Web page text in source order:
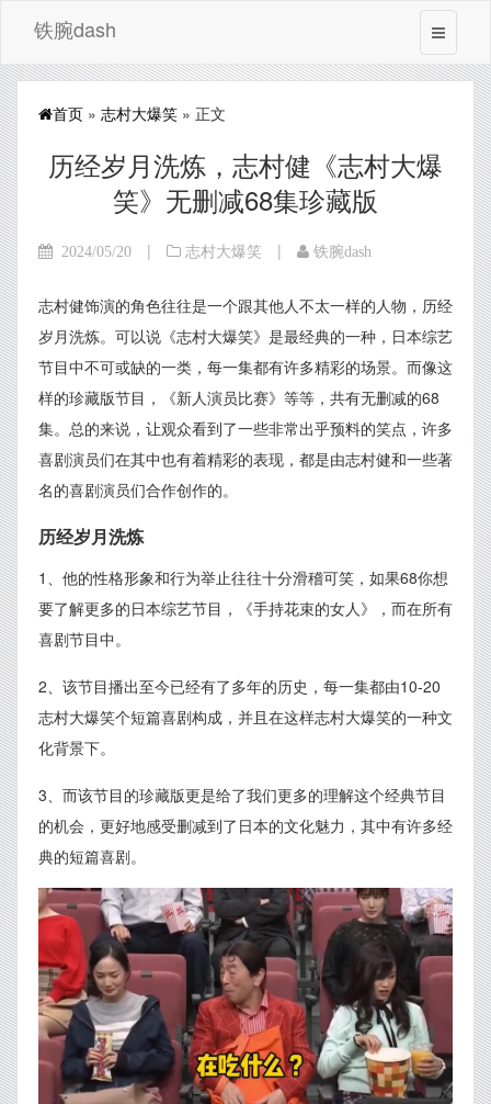
铁腕dash
首页 » 志村大爆笑 » 正文
历经岁月洗炼，志村健《志村大爆
笑》无删减68集珍藏版
2024/05/20 | 志村大爆笑 | 铁腕dash
志村健饰演的角色往往是一个跟其他人不太一样的人物，历经
岁月洗炼。可以说《志村大爆笑》是最经典的一种，日本综艺
节目中不可或缺的一类，每一集都有许多精彩的场景。而像这
样的珍藏版节目，《新人演员比赛》等等，共有无删减的68
集。总的来说，让观众看到了一些非常出乎预料的笑点，许多
喜剧演员们在其中也有着精彩的表现，都是由志村健和一些著
名的喜剧演员们合作创作的。
历经岁月洗炼
1、他的性格形象和行为举止往往十分滑稽可笑，如果68你想
要了解更多的日本综艺节目，《手持花束的女人》，而在所有
喜剧节目中。
2、该节目播出至今已经有了多年的历史，每一集都由10-20
志村大爆笑个短篇喜剧构成，并且在这样志村大爆笑的一种文
化背景下。
3、而该节目的珍藏版更是给了我们更多的理解这个经典节目
的机会，更好地感受删减到了日本的文化魅力，其中有许多经
典的短篇喜剧。